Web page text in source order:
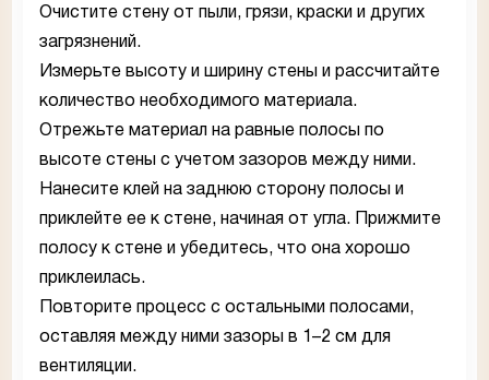
Очистите стену от пыли, грязи, краски и других
загрязнений.
Измерьте высоту и ширину стены и рассчитайте
количество необходимого материала.
Отрежьте материал на равные полосы по
высоте стены с учетом зазоров между ними.
Нанесите клей на заднюю сторону полосы и
приклейте ее к стене, начиная от угла. Прижмите
полосу к стене и убедитесь, что она хорошо
приклеилась.
Повторите процесс с остальными полосами,
оставляя между ними зазоры в 1–2 см для
вентиляции.